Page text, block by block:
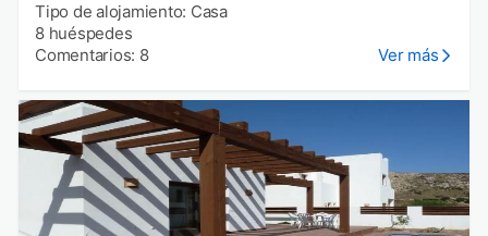
Tipo de alojamiento: Casa
8 huéspedes
Comentarios: 8
Ver más